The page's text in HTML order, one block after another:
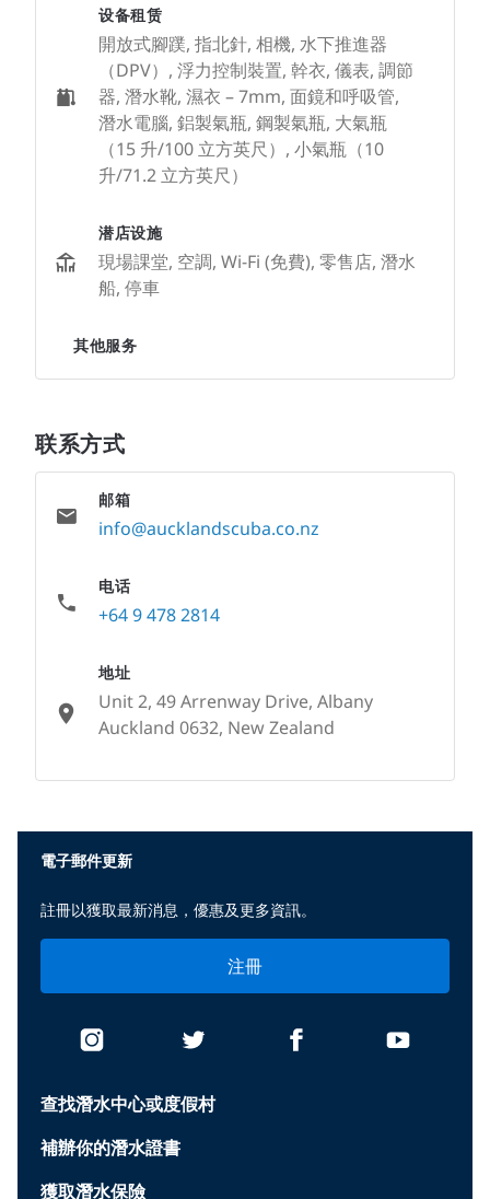
设备租赁
開放式腳蹼, 指北針, 相機, 水下推進器
（DPV）, 浮力控制裝置, 幹衣, 儀表, 調節
器, 潛水靴, 濕衣 – 7mm, 面鏡和呼吸管,
潛水電腦, 鋁製氣瓶, 鋼製氣瓶, 大氣瓶
（15 升/100 立方英尺）, 小氣瓶（10
升/71.2 立方英尺）
潜店设施
現場課堂, 空調, Wi-Fi (免費), 零售店, 潛水
船, 停車
其他服务
联系方式
邮箱
info@aucklandscuba.co.nz
电话
+64 9 478 2814
地址
Unit 2, 49 Arrenway Drive, Albany
Auckland 0632, New Zealand
查找潛水中心或度假村
補辦你的潛水證書
獲取潛水保險
電子郵件更新
註冊以獲取最新消息，優惠及更多資訊。
注冊